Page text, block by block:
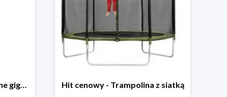
Hit cenowy - Bańki mydlane gigant lub płyn uzupełniający Hit cenowy - Trampolina z siatką